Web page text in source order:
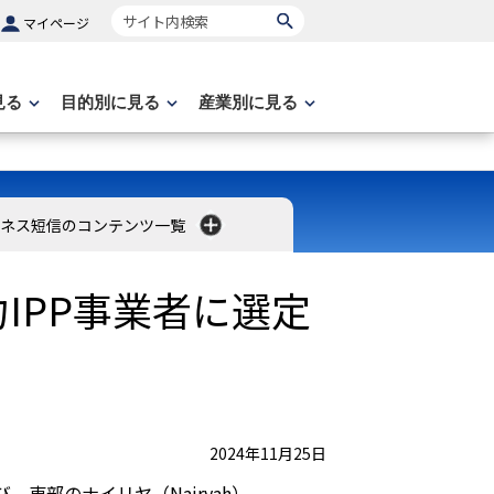
マイページ サイト内検索
る 目的別に見る 産業別に見る
ス短信のコンテンツ一覧
事業者に選定
2024年11月25日